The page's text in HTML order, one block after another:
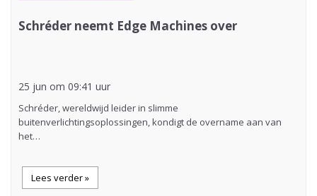
Schréder neemt Edge Machines over
25 jun om 09:41 uur
Schréder, wereldwijd leider in slimme
buitenverlichtingsoplossingen, kondigt de overname aan van
het…
Lees verder »